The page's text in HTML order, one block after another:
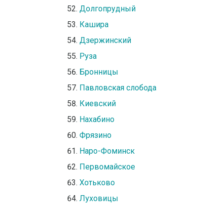
Долгопрудный
Кашира
Дзержинский
Руза
Бронницы
Павловская слобода
Киевский
Нахабино
Фрязино
Наро-Фоминск
Первомайское
Хотьково
Луховицы